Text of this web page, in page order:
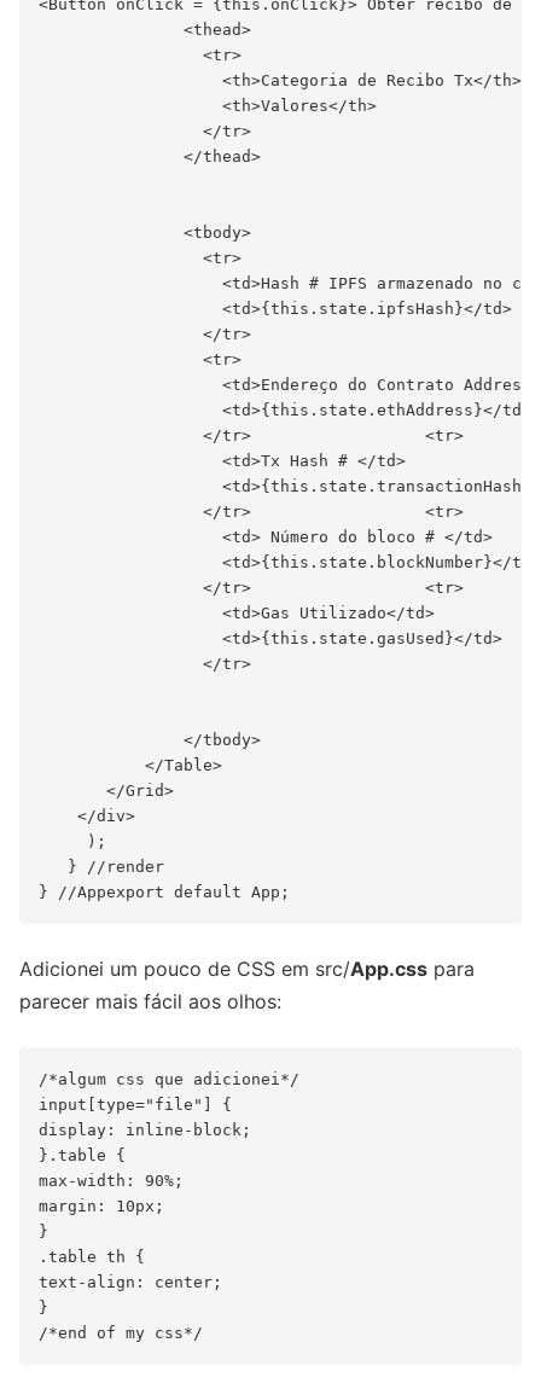
<Button onClick = {this.onClick}> Obter recibo de
               <thead>
                 <tr>
                   <th>Categoria de Recibo Tx</th>
                   <th>Valores</th>
                 </tr>
               </thead>
               <tbody>
                 <tr>
<td>Hash # IPFS armazenado no
                   <td>{this.state.ipfsHash}</td>
                 </tr>
                 <tr>
<td>Endereço do Contrato
                   <td>{this.state.ethAddress}</td>
                 </tr>                  <tr>
                   <td>Tx Hash # </td>
                 </tr>                  <tr>
                   <td> Número do bloco # </td>
                   <td>{this.state.blockNumber}</td>
                 </tr>                  <tr>
                   <td>Gas Utilizado</td>
                   <td>{this.state.gasUsed}</td>
                 </tr>
               </tbody>
           </Table>
       </Grid>
    </div>
     );
   } //render
Adicionei um pouco de CSS em src/App.css para
parecer mais fácil aos olhos:
/*algum css que adicionei*/
input[type="file"] {
display: inline-block;
}.table {
max-width: 90%;
margin: 10px;
}
.table th {
text-align: center;
}